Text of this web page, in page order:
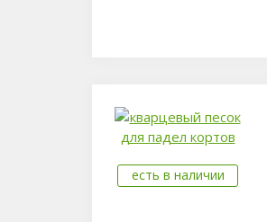
есть в наличии